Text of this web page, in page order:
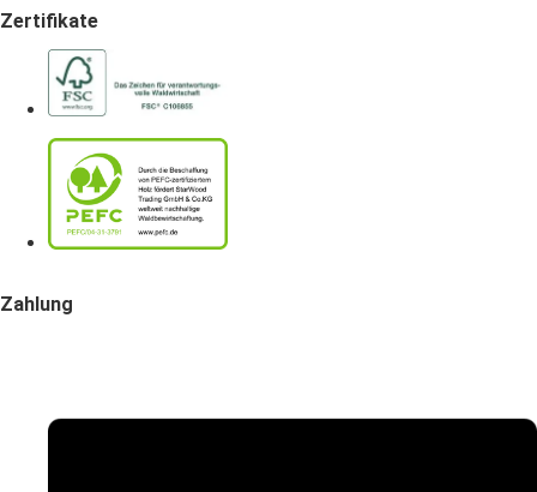
Zertifikate
Zahlung